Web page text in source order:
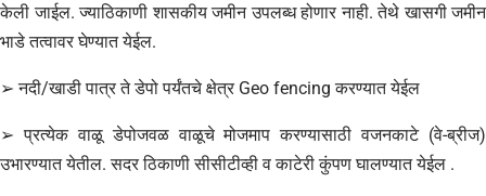
केली जाईल. ज्याठिकाणी शासकीय जमीन उपलब्ध होणार नाही. तेथे खासगी जमीन
भाडे तत्वावर घेण्यात येईल.
➢ नदी/खाडी पात्र ते डेपो पर्यंतचे क्षेत्र Geo fencing करण्यात येईल
➢ प्रत्येक वाळू डेपोजवळ वाळूचे मोजमाप करण्यासाठी वजनकाटे (वे-ब्रीज)
उभारण्यात येतील. सदर ठिकाणी सीसीटीव्ही व काटेरी कुंपण घालण्यात येईल .